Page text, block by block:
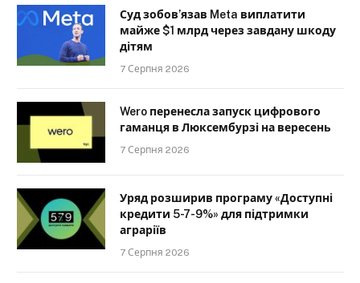
Суд зобов’язав Meta виплатити
майже $1 млрд через завдану шкоду
дітям
7 Серпня 2026
Wero перенесла запуск цифрового
гаманця в Люксембурзі на вересень
7 Серпня 2026
Уряд розширив програму «Доступні
кредити 5-7-9%» для підтримки
аграріїв
7 Серпня 2026